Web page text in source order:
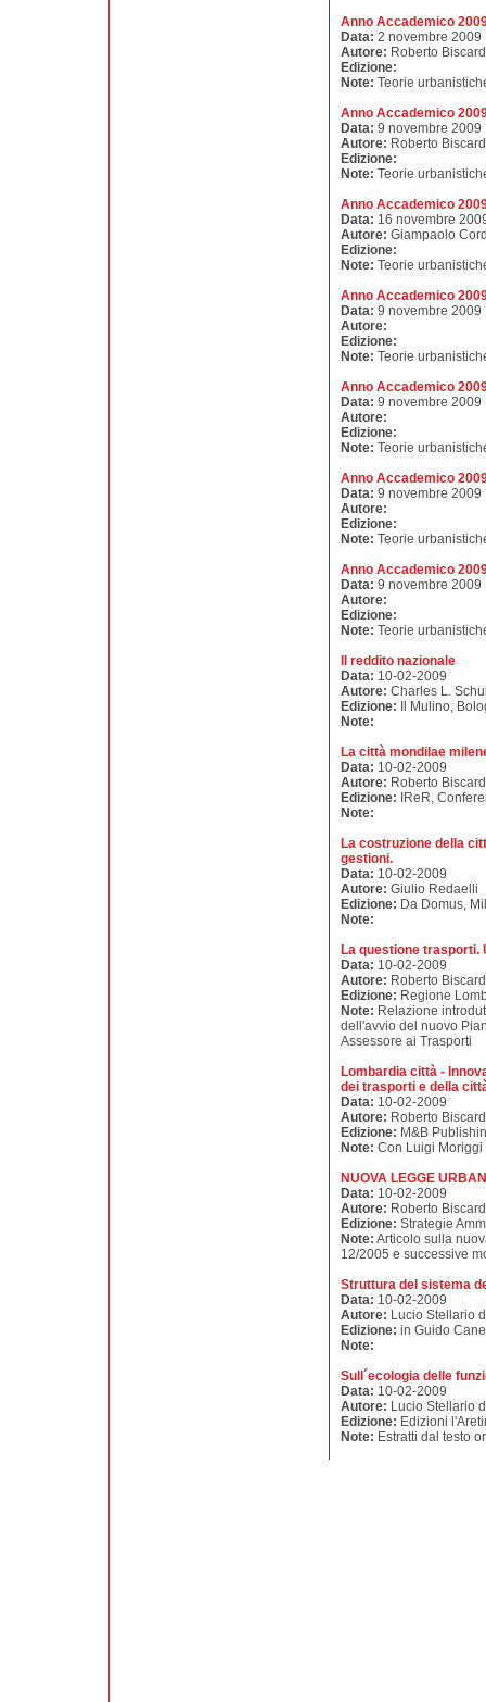
Anno Accademico
Data: 2 novembre 2009
Autore: Roberto
Edizione:
Note: Teorie
Anno Accademico
Data: 9 novembre 2009
Autore: Roberto
Edizione:
Note: Teorie
Anno Accademico
Data: 16 novembre
Autore: Giampaolo
Edizione:
Note: Teorie
Anno Accademico
Data: 9 novembre 2009
Autore:
Edizione:
Note: Teorie
Anno Accademico
Data: 9 novembre 2009
Autore:
Edizione:
Note: Teorie
Anno Accademico
Data: 9 novembre 2009
Autore:
Edizione:
Note: Teorie
Anno Accademico
Data: 9 novembre 2009
Autore:
Edizione:
Note: Teorie
Il reddito nazionale
Data: 10-02-2009
Autore: Charles L.
Edizione: Il Mulino,
Note:
La città mondilae
Data: 10-02-2009
Autore: Roberto
Edizione: IReR,
Note:
La costruzione della
gestioni.
Data: 10-02-2009
Autore: Giulio Redaelli
Edizione: Da Domus,
Note:
La questione trasporti.
Data: 10-02-2009
Autore: Roberto
Edizione: Regione
Note: Relazione
dell'avvio del nuovo
Assessore ai Trasporti
Lombardia città -
dei trasporti e della
Data: 10-02-2009
Autore: Roberto
Edizione: M&B
Note: Con Luigi Moriggi
NUOVA LEGGE
Data: 10-02-2009
Autore: Roberto
Edizione: Strategie
Note: Articolo sulla
12/2005 e successive
Struttura del sistema
Data: 10-02-2009
Autore: Lucio Stellario
Edizione: in Guido
Note:
Sull´ecologia delle
Data: 10-02-2009
Autore: Lucio Stellario
Edizione: Edizioni
Note: Estratti dal testo